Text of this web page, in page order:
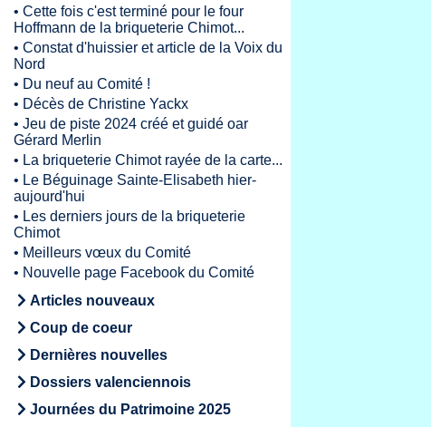
• Cette fois c'est terminé pour le four
Hoffmann de la briqueterie Chimot...
• Constat d'huissier et article de la Voix du
Nord
• Du neuf au Comité !
• Décès de Christine Yackx
• Jeu de piste 2024 créé et guidé oar
Gérard Merlin
• La briqueterie Chimot rayée de la carte...
• Le Béguinage Sainte-Elisabeth hier-
aujourd'hui
• Les derniers jours de la briqueterie
Chimot
• Meilleurs vœux du Comité
• Nouvelle page Facebook du Comité
Articles nouveaux
Coup de coeur
Dernières nouvelles
Dossiers valenciennois
Journées du Patrimoine 2025